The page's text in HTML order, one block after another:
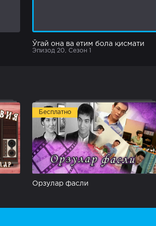
Ўгай она ва етим бола қисмати
Эпизод 20, Сезон 1
Бесплатно
Орзулар фасли